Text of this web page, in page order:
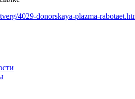
4029-donorskaya-plazma-